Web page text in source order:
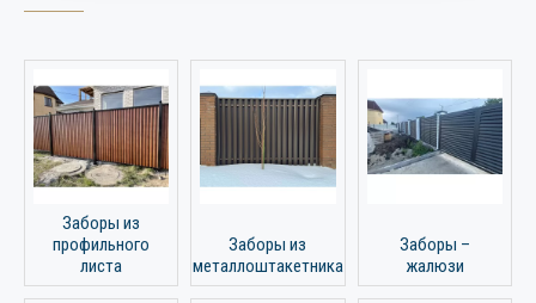
Заборы из
профильного
листа
Заборы из
металлоштакетника
Заборы –
жалюзи